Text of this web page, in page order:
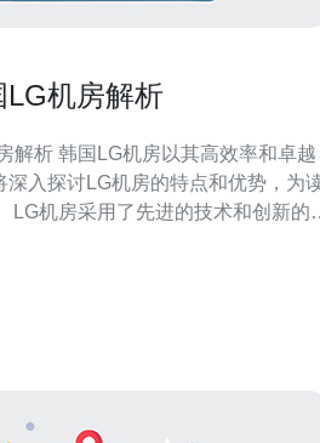
机房解析
效率和卓越
深入探讨LG机房的特点和优势，为
新的服务器、网络设